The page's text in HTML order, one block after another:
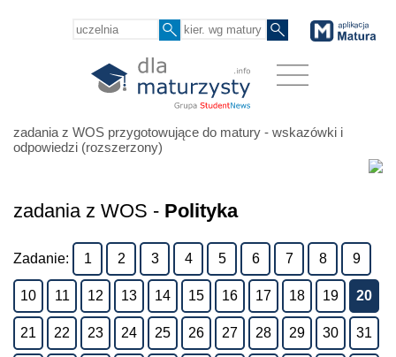
zadania z WOS przygotowujące do matury - wskazówki i
odpowiedzi (rozszerzony)
zadania z WOS - Polityka
Zadanie: 1 2 3 4 5 6 7 8 9
10 11 12 13 14 15 16 17 18 19 20
21 22 23 24 25 26 27 28 29 30 31